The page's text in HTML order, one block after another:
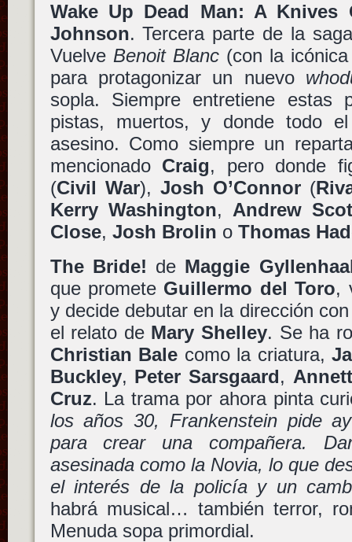
Wake Up Dead Man: A Knives
Johnson. Tercera parte de la
Vuelve Benoit Blanc(con la
para protagonizar un nuevo
sopla. Siempre entretiene estas
pistas, muertos, y donde todo
asesino. Como siempre un
mencionado Craig, pero donde
(Civil War), Josh O’Connor(
Kerry Washington, Andrew
Close, Josh Brolin o Thomas
The Bride! de Maggie
que promete Guillermo del Toro,
y decide debutar en la dirección
el relato de Mary Shelley. Se ha
Christian Bale como la criatura,
Buckley, Peter Sarsgaard,
Cruz. La trama por ahora pinta
los años 30, Frankenstein pide
para crear una compañera.
asesinada como la Novia, lo que
el interés de la policía y un
habrá musical… también terror,
Menuda sopa primordial.